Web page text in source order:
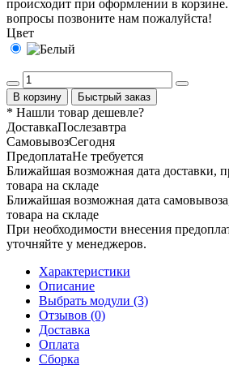
происходит при оформлении в
вопросы позвоните нам пожалуйста!
Цвет
В корзину Быстрый заказ
* Нашли товар дешевле?
ДоставкаПослезавтра
СамовывозСегодня
ПредоплатаНе требуется
Ближайшая возможная дата доставки,
товара на складе
Ближайшая возможная дата
товара на складе
При необходимости внесения
уточняйте у менеджеров.
Характеристики
Описание
Выбрать модули (3)
Отзывов (0)
Доставка
Оплата
Сборка